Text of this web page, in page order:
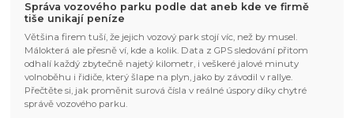
Správa vozového parku podle dat aneb kde ve firmě
tiše unikají peníze
Většina firem tuší, že jejich vozový park stojí víc, než by musel.
Málokterá ale přesně ví, kde a kolik. Data z GPS sledování přitom
odhalí každý zbytečně najetý kilometr, i veškeré jalové minuty
volnoběhu i řidiče, který šlape na plyn, jako by závodil v rallye.
Přečtěte si, jak proměnit surová čísla v reálné úspory díky chytré
správě vozového parku.